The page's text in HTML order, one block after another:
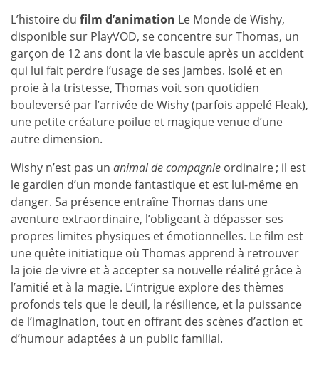
L’histoire du film d’animation Le Monde de Wishy,
disponible sur PlayVOD, se concentre sur Thomas, un
garçon de 12 ans dont la vie bascule après un accident
qui lui fait perdre l’usage de ses jambes. Isolé et en
proie à la tristesse, Thomas voit son quotidien
bouleversé par l’arrivée de Wishy (parfois appelé Fleak),
une petite créature poilue et magique venue d’une
autre dimension.
Wishy n’est pas un animal de compagnie ordinaire ; il est
le gardien d’un monde fantastique et est lui-même en
danger. Sa présence entraîne Thomas dans une
aventure extraordinaire, l’obligeant à dépasser ses
propres limites physiques et émotionnelles. Le film est
une quête initiatique où Thomas apprend à retrouver
la joie de vivre et à accepter sa nouvelle réalité grâce à
l’amitié et à la magie. L’intrigue explore des thèmes
profonds tels que le deuil, la résilience, et la puissance
de l’imagination, tout en offrant des scènes d’action et
d’humour adaptées à un public familial.